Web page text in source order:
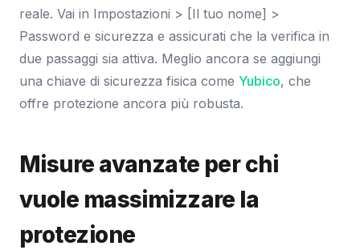
reale. Vai in Impostazioni > [Il tuo nome] >
Password e sicurezza e assicurati che la verifica in
due passaggi sia attiva. Meglio ancora se aggiungi
una chiave di sicurezza fisica come Yubico, che
offre protezione ancora più robusta.
Misure avanzate per chi
vuole massimizzare la
protezione